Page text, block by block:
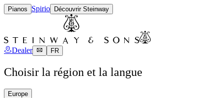
Pianos Spirio Découvrir Steinway
Dealer FR
Choisir la région et la langue
Europe